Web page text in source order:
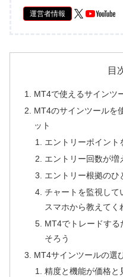
運営者情報
目
MT4で使えるサインツ
MT4のサインツールを
ット
エントリーポイント
エントリー回数が増
エントリー根拠のひ
チャートを監視して
スマホから教えてく
MT4でトレードす
そろう
MT4サインツールの選
精度と機能が価格と